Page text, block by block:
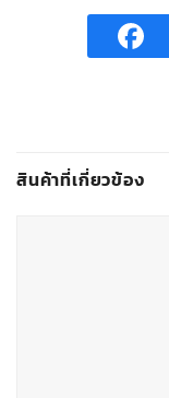
สินค้าที่เกี่ยวข้อง